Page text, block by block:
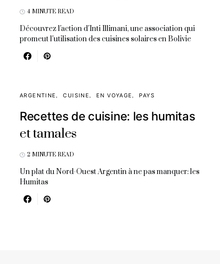
4 MINUTE READ
Découvrez l'action d'Inti Illimani, une association qui
promeut l'utilisation des cuisines solaires en Bolivie
ARGENTINE CUISINE EN VOYAGE PAYS
Recettes de cuisine: les humitas
et tamales
2 MINUTE READ
Un plat du Nord-Ouest Argentin à ne pas manquer: les
Humitas